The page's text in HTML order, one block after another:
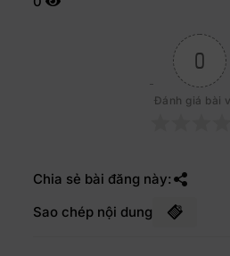
0
Đánh giá bài
Chia sẻ bài đăng này:
Sao chép nội dung